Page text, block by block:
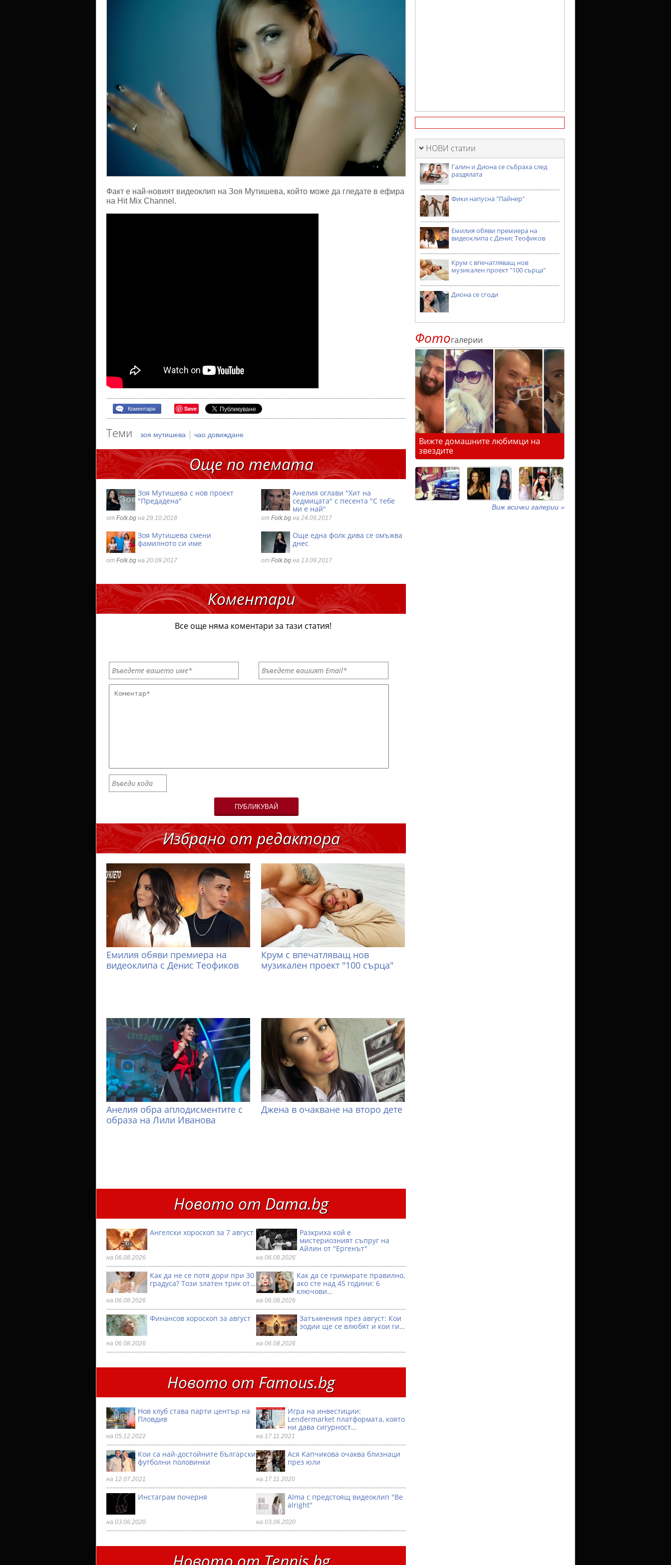
Факт е най-новият видеоклип на Зоя Мутишева, който може да гледате в ефира
на Hit Mix Channel.
Коментари Save
Теми зоя мутишева | чао довиждане
Още по темата
Зоя Мутишева с нов проект
"Предадена"
от Folk.bg на 29.10.2018
Анелия оглави "Хит на
седмицата" с песента "С тебе
ми е най"
от Folk.bg на 24.09.2017
Зоя Мутишева смени
фамилното си име
от Folk.bg на 20.09.2017
Още една фолк дива се омъжва
днес
от Folk.bg на 13.09.2017
Коментари
Все още няма коментари за тази статия!
ПУБЛИКУВАЙ
Избрано от редактора
Емилия обяви премиера на
видеоклипа с Денис Теофиков
Крум с впечатляващ нов
музикален проект "100 сърца"
Анелия обра аплодисментите с
образа на Лили Иванова
Джена в очакване на второ дете
Новото от Dama.bg
Ангелски хороскоп за 7 август
на 06.08.2026
Разкриха кой е
мистериозният съпруг на
Айлин от "Ергенът"
на 06.08.2026
Как да не се потя дори при 30
градуса? Този златен трик от…
на 06.08.2026
Как да се гримирате правилно,
ако сте над 45 години: 6
ключови…
на 06.08.2026
Финансов хороскоп за август
на 06.08.2026
Затъмнения през август: Кои
зодии ще се влюбят и кои ги…
на 06.08.2026
Новото от Famous.bg
Нов клуб става парти център на
Пловдив
на 05.12.2022
Игра на инвестиции:
Lendermarket платформата, която
ни дава сигурност…
на 17.11.2021
Кои са най-достойните български
футболни половинки
на 12.07.2021
Ася Капчикова очаква близнаци
през юли
на 17.11.2020
Инстаграм почерня
на 03.06.2020
Alma с предстоящ видеоклип "Be
alright"
на 03.06.2020
НОВИ статии
Галин и Диона се събраха след
раздялата
Фики напусна "Пайнер"
Емилия обяви премиера на
видеоклипа с Денис Теофиков
Крум с впечатляващ нов
музикален проект "100 сърца"
Диона се сгоди
Фотогалерии
Вижте домашните любимци на
звездите
Виж всички галерии »